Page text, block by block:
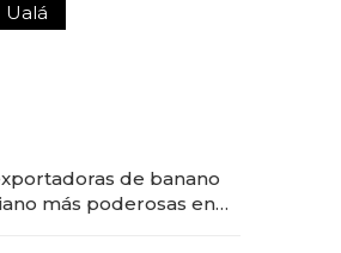
Ualá
de banano
más poderosas en